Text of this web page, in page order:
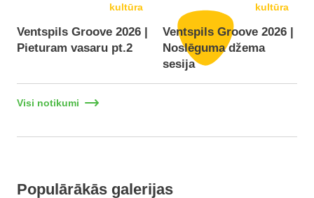
kultūra
Ventspils Groove 2026 |
Pieturam vasaru pt.2
kultūra
Ventspils Groove 2026 |
Noslēguma džema
sesija
Visi notikumi
Populārākās galerijas